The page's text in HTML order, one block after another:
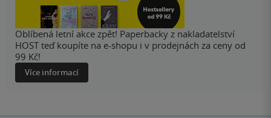
Oblíbená letní akce zpět! Paperbacky z nakladatelství
HOST teď koupíte na e-shopu i v prodejnách za ceny od
99 Kč!
Více informací